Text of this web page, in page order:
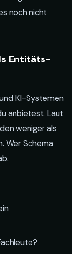
noch nicht
Entitäts-
KI-Systemen
anbietest. Laut
weniger als
Wer Schema